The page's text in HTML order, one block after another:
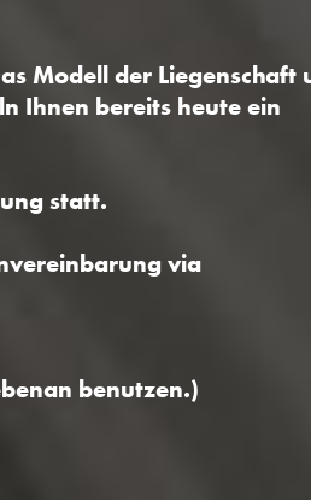
Modell der Liegenschaft
Ihnen bereits heute ein
statt.
via
benutzen.)